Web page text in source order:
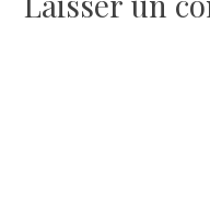
l’article